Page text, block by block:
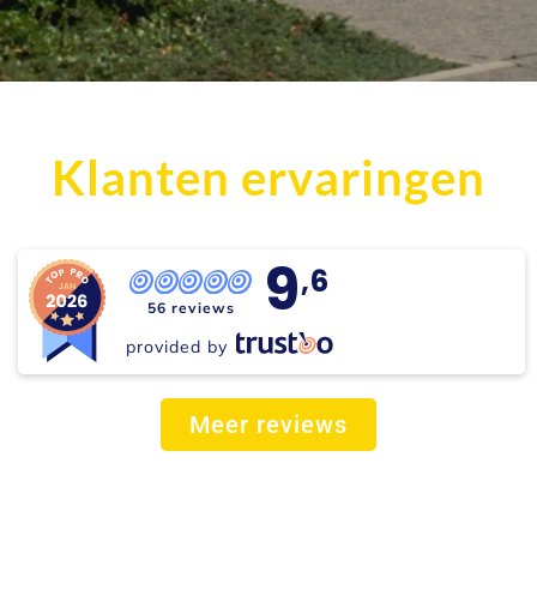
Klanten ervaringen
56 reviews 9,6
provided by
Meer reviews